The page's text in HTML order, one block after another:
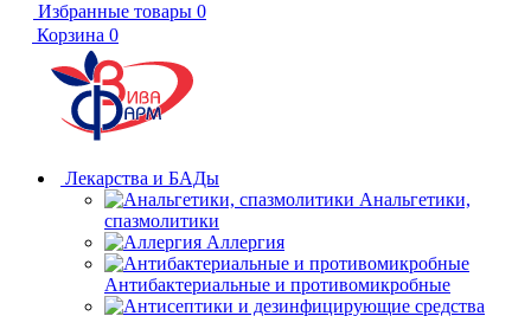
Избранные товары 0
Корзина 0
Лекарства и БАДы
Анальгетики,
спазмолитики
Аллергия
Антибактериальные и противомикробные